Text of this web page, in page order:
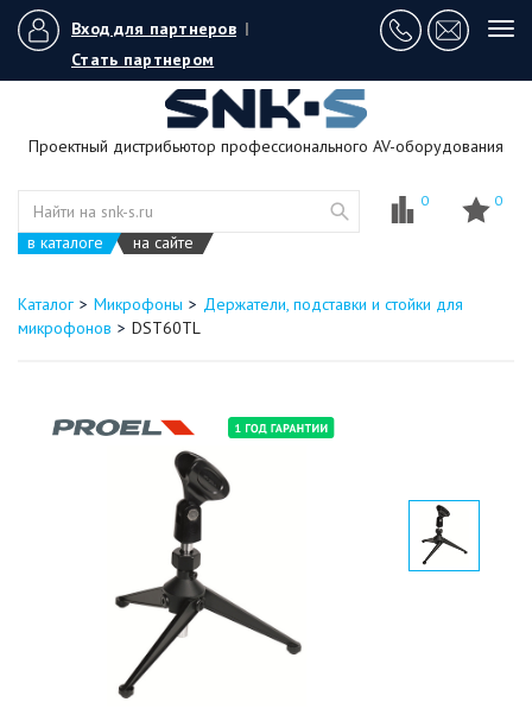
Вход для партнеров |
Стать партнером
Проектный дистрибьютор профессионального AV-оборудования
в каталоге на сайте
0 0
Каталог Микрофоны
Держатели, подставки и стойки для
микрофонов
DST60TL